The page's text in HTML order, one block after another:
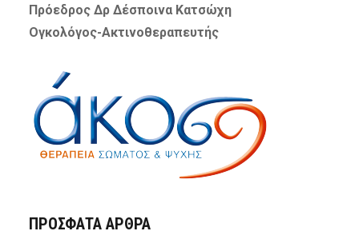
Πρόεδρος Δρ Δέσποινα Κατσώχη
Ογκολόγος-Ακτινοθεραπευτής
ΠΡΌΣΦΑΤΑ ΆΡΘΡΑ